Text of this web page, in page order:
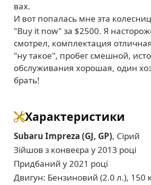
вах.
И вот попалась мне эта
"Buy it now" за $2500. Я
смотрел, комплектация
"ну такое", пробег смешной,
обслуживания хорошая, один
брать!
Характеристики
Subaru Impreza (GJ, GP), Сірий
Зійшов з конвеєра у 2013 році
Придбаний у 2021 році
Двигун: Бензиновий (2.0 л.), 150